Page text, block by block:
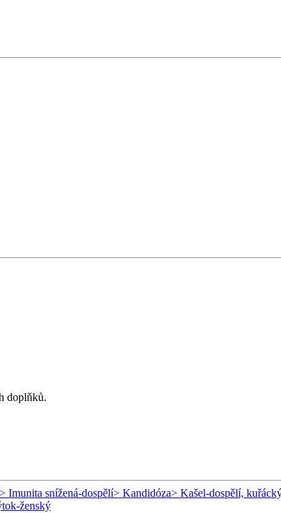
doplňků.
> Imunita snížená-dospělí> Kandidóza> Kašel-dospělí,
ženský